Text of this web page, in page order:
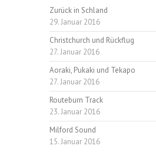
Zurück in Schland
29. Januar 2016
Christchurch und Rückflug
27. Januar 2016
Aoraki, Pukaki und Tekapo
27. Januar 2016
Routeburn Track
23. Januar 2016
Milford Sound
15. Januar 2016